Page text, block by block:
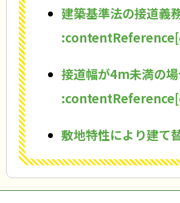
建築基準法の接道義
接道幅が4m未満の
敷地特性により建て